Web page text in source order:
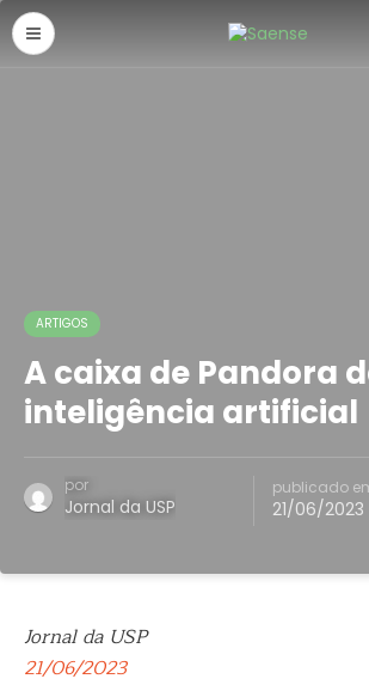
ARTIGOS
A caixa de Pandora
inteligência artificial
por
Jornal da USP
publicado
21/06/2023
Jornal da USP
21/06/2023